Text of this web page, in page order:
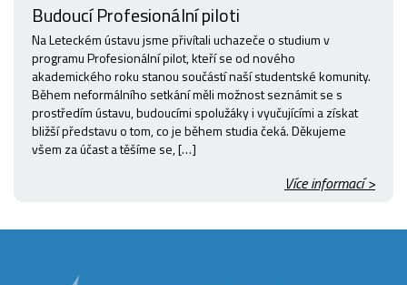
Budoucí Profesionální piloti
Na Leteckém ústavu jsme přivítali uchazeče o studium v
programu Profesionální pilot, kteří se od nového
akademického roku stanou součástí naší studentské komunity.
Během neformálního setkání měli možnost seznámit se s
prostředím ústavu, budoucími spolužáky i vyučujícími a získat
bližší představu o tom, co je během studia čeká. Děkujeme
všem za účast a těšíme se, […]
Více informací >